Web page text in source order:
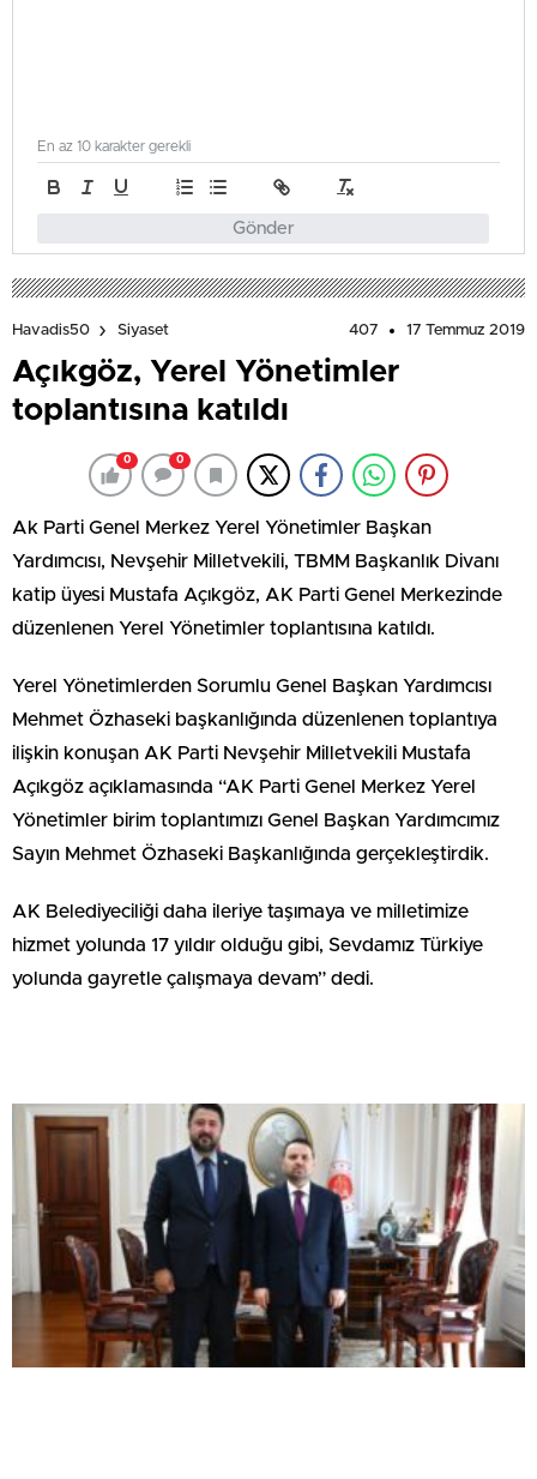
Gönder
En az 10 karakter gerekli
Havadis50 Siyaset 407 17 Temmuz 2019
Açıkgöz, Yerel Yönetimler
toplantısına katıldı
0 0
Ak Parti Genel Merkez Yerel Yönetimler Başkan
Yardımcısı, Nevşehir Milletvekili, TBMM Başkanlık Divanı
katip üyesi Mustafa Açıkgöz, AK Parti Genel Merkezinde
düzenlenen Yerel Yönetimler toplantısına katıldı.
Yerel Yönetimlerden Sorumlu Genel Başkan Yardımcısı
Mehmet Özhaseki başkanlığında düzenlenen toplantıya
ilişkin konuşan AK Parti Nevşehir Milletvekili Mustafa
Açıkgöz açıklamasında “AK Parti Genel Merkez Yerel
Yönetimler birim toplantımızı Genel Başkan Yardımcımız
Sayın Mehmet Özhaseki Başkanlığında gerçekleştirdik. ‪
AK Belediyeciliği daha ileriye taşımaya ve milletimize
hizmet yolunda 17 yıldır olduğu gibi, Sevdamız Türkiye
yolunda gayretle çalışmaya devam” dedi.